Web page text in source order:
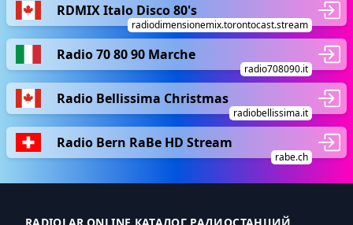
RDMIX Italo Disco 80's
radiodimensionemix.torontocast.stream
Radio 70 80 90 Marche
radio708090.it
Radio Bellissima Christmas
radiobellissima.it
Radio Bern RaBe HD Stream
rabe.ch